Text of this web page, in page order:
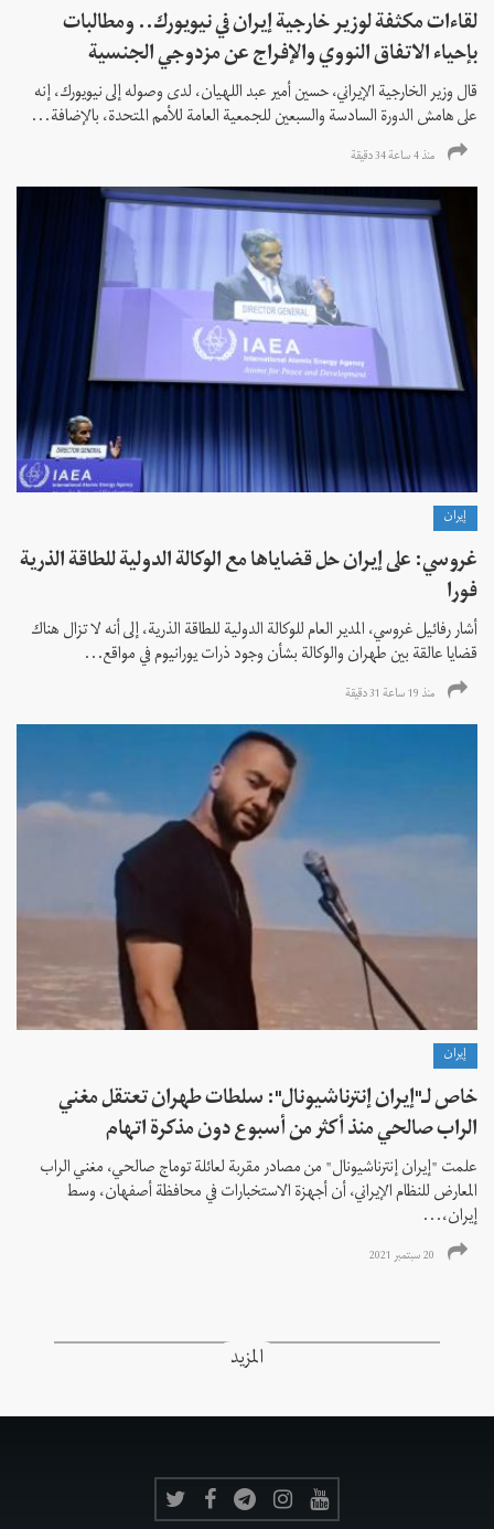
لقاءات مكثفة لوزير خارجية إيران في نيويورك.. ومطالبات
بإحياء الاتفاق النووي والإفراج عن مزدوجي الجنسية
قال وزير الخارجية الإيراني، حسين أمير عبد اللهيان، لدى وصوله إلى نيويورك، إنه
على هامش الدورة السادسة والسبعين للجمعية العامة للأمم المتحدة، بالإضافة...
منذ 4 ساعة 34 دقیقة
إيران
غروسي: على إيران حل قضاياها مع الوكالة الدولية للطاقة الذرية
فورا
أشار رفائيل غروسي، المدير العام للوكالة الدولية للطاقة الذرية، إلى أنه لا تزال هناك
قضايا عالقة بين طهران والوكالة بشأن وجود ذرات يورانيوم في مواقع...
منذ 19 ساعة 31 دقیقة
إيران
خاص لـ"إيران إنترناشيونال": سلطات طهران تعتقل مغني
الراب صالحي منذ أكثر من أسبوع دون مذكرة اتهام
علمت "إيران إنترناشيونال" من مصادر مقربة لعائلة توماج صالحي، مغني الراب
المعارض للنظام الإيراني، أن أجهزة الاستخبارات في محافظة أصفهان، وسط
إيران،...
20 سبتمبر 2021
المزيد